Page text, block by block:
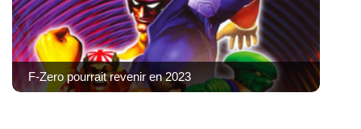
F-Zero pourrait revenir en 2023